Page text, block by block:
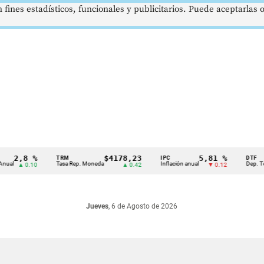
2,8 %
▲ 0.10 Tasa Rep. Moneda
$4178,23
▲ 0.42 Inflación anual
5,81 %
▼ 0.12 Dep.
Jueves, 6 de Agosto de 2026
estadísticos, funcionales y publicitarios. Puede aceptarlas